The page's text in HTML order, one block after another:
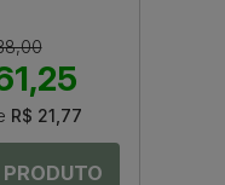
R$ 21,77